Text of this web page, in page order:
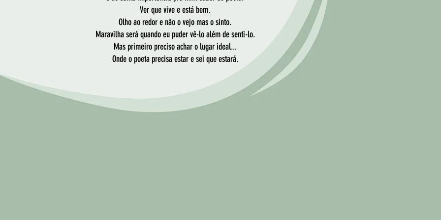
Ver que vive e está bem.
Olho ao redor e não o vejo mas o sinto.
Maravilha será quando eu puder vê-lo além de senti-lo.
Mas primeiro preciso achar o lugar ideal...
Onde o poeta precisa estar e sei que estará.